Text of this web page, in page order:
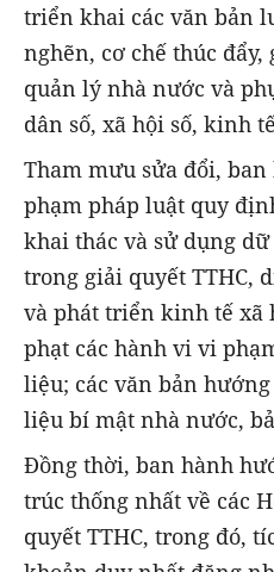
triển khai các văn bản
nghẽn, cơ chế thúc
quản lý nhà nước và
dân số, xã hội số, kinh
Tham mưu sửa đổi,
phạm pháp luật quy
khai thác và sử dụng
trong giải quyết TTHC,
và phát triển kinh tế xã
phạt các hành vi vi
liệu; các văn bản
liệu bí mật nhà nước,
Đồng thời, ban hành
trúc thống nhất về các
quyết TTHC, trong đó,